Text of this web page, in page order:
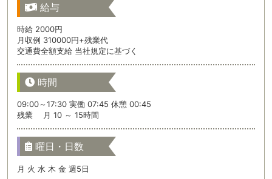
給与
時給 2000円
月収例 310000円+残業代
交通費全額支給 当社規定に基づく
時間
09:00～17:30 実働 07:45 休憩 00:45
残業 月 10 ～ 15時間
曜日・日数
月 火 水 木 金 週5日